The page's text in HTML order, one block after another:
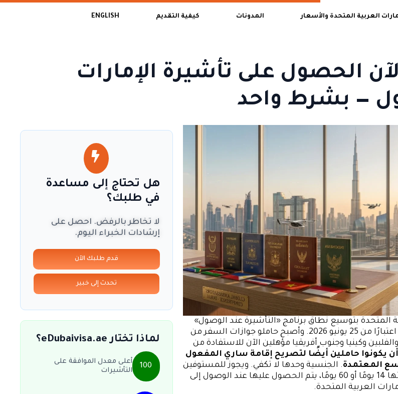
العربية المتحدة والأسعار المدونات كيفية التقديم ENGLISH
الحصول على تأشيرة الإمارات
— بشرط واحد
المتحدة بتوسيع نطاق برنامج «التأشيرة عند الوصول»
ليشمل مواطني ست دول، اعتبارًا من 25 يونيو 2026. وأصبح حاملو جوازات السفر من
والفلبين وكينيا وجنوب أفريقيا مؤهلين الآن للاستفادة من
يكونوا حاملين أيضًا لتصريح إقامة ساري المفعول
المعتمدة. الجنسية وحدها لا تكفي. ويجوز للمستوفين
للشروط اختيار تأشيرة مدتها 14 يومًا أو 60 يومًا، يتم الحصول عليها عند الوصول إلى
العربية المتحدة.
هل تحتاج إلى مساعدة
في طلبك؟
لا تخاطر بالرفض. احصل على
إرشادات الخبراء اليوم.
قدم طلبك الآن
تحدث إلى خبير
لماذا تختار eDubaivisa.ae؟
100
أعلى معدل الموافقة على
التأشيرات